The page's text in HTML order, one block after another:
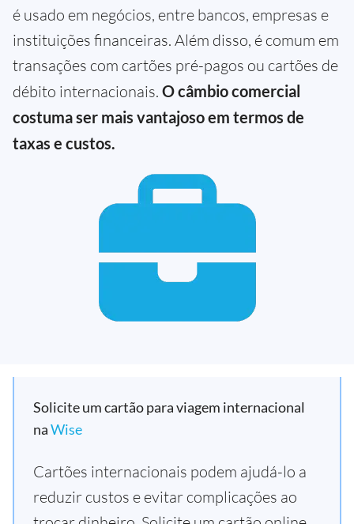
é usado em negócios, entre bancos, empresas e
instituições financeiras. Além disso, é comum em
transações com cartões pré-pagos ou cartões de
débito internacionais. O câmbio comercial
costuma ser mais vantajoso em termos de
taxas e custos.
Solicite um cartão para viagem internacional
naWise
Cartões internacionais podem ajudá-lo a
reduzir custos e evitar complicações ao